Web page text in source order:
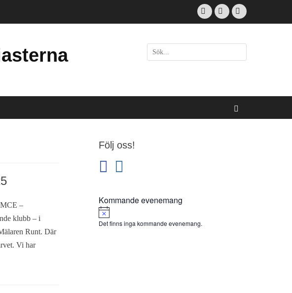
FacebookEmail Instagram
Sök
efter:
–
klubb – i
Runt. Där
Vi har
Följ oss!
facebook
Kommande evenemang
Notis
Det finns inga kommande evenemang.